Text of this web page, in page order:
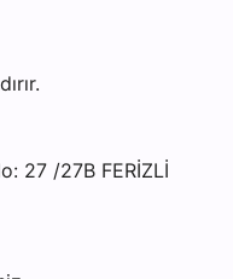
27 /27B FERİZLİ